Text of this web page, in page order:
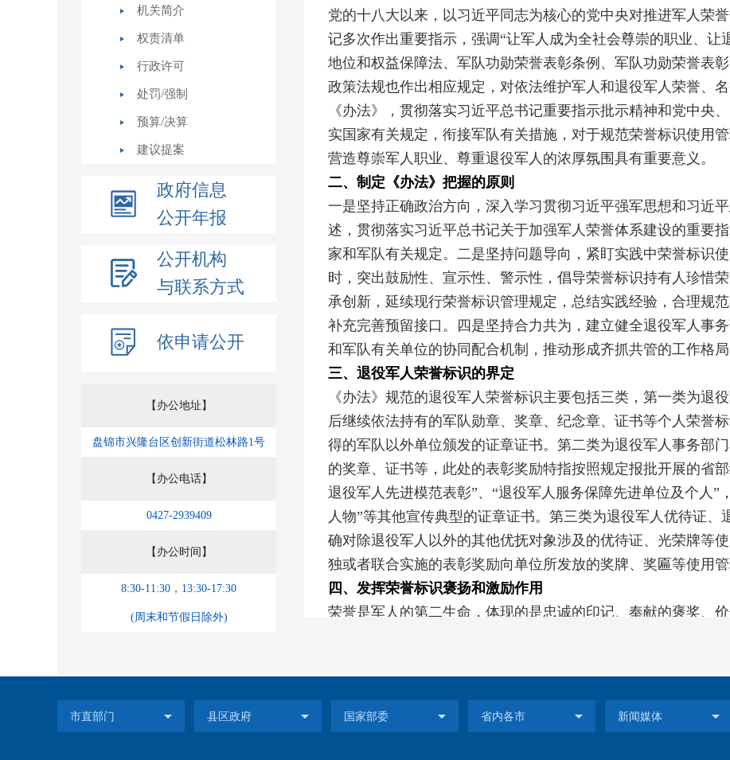
机关简介
权责清单
行政许可
处罚/强制
预算/决算
建议提案
政府信息
公开年报
公开机构
与联系方式
依申请公开
【办公地址】
盘锦市兴隆台区创新街道松林路1号
【办公电话】
0427-2939409
【办公时间】
8:30-11:30，13:30-17:30
(周末和节假日除外)
党的十八大以来，以习近平同志为核心的党中央对推进军人荣
记多次作出重要指示，强调“让军人成为全社会尊崇的职业、让
地位和权益保障法、军队功勋荣誉表彰条例、军队功勋荣誉表
政策法规也作出相应规定，对依法维护军人和退役军人荣誉、
《办法》，贯彻落实习近平总书记重要指示批示精神和党中央
实国家有关规定，衔接军队有关措施，对于规范荣誉标识使用
营造尊崇军人职业、尊重退役军人的浓厚氛围具有重要意义。
二、制定《办法》把握的原则
一是坚持正确政治方向，深入学习贯彻习近平强军思想和习近
述，贯彻落实习近平总书记关于加强军人荣誉体系建设的重要
家和军队有关规定。二是坚持问题导向，紧盯实践中荣誉标识
时，突出鼓励性、宣示性、警示性，倡导荣誉标识持有人珍惜
承创新，延续现行荣誉标识管理规定，总结实践经验，合理规
补充完善预留接口。四是坚持合力共为，建立健全退役军人事
和军队有关单位的协同配合机制，推动形成齐抓共管的工作格局
三、退役军人荣誉标识的界定
《办法》规范的退役军人荣誉标识主要包括三类，第一类为退
后继续依法持有的军队勋章、奖章、纪念章、证书等个人荣誉
得的军队以外单位颁发的证章证书。第二类为退役军人事务部
的奖章、证书等，此处的表彰奖励特指按照规定报批开展的省
退役军人先进模范表彰”、“退役军人服务保障先进单位及个人”
人物”等其他宣传典型的证章证书。第三类为退役军人优待证、
确对除退役军人以外的其他优抚对象涉及的优待证、光荣牌等
独或者联合实施的表彰奖励向单位所发放的奖牌、奖匾等使用
四、发挥荣誉标识褒扬和激励作用
荣誉是军人的第二生命，体现的是忠诚的印记、奉献的褒奖、
人民军队优良传统和爱国主义精神、有利于弘扬社会主义核心
应邀以退役军人身份参加大型活动时可以按照有关规定佩戴勋